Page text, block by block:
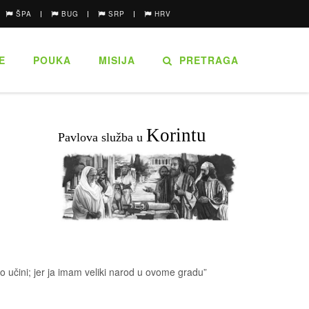
ŠPA BUG SRP HRV
POUKA MISIJA PRETRAGA
Pavlova služba u Korintu
učini; jer ja imam veliki narod u ovome gradu”